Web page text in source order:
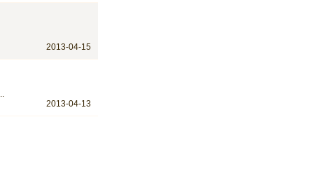
2013-04-15
2013-04-13